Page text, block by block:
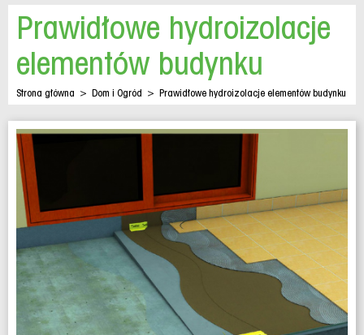
Prawidłowe hydroizolacje
elementów budynku
Strona główna > Dom i Ogród > Prawidłowe hydroizolacje elementów budynku